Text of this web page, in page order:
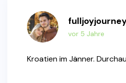
vor 5 Jahre
Kroatien im Jänner.